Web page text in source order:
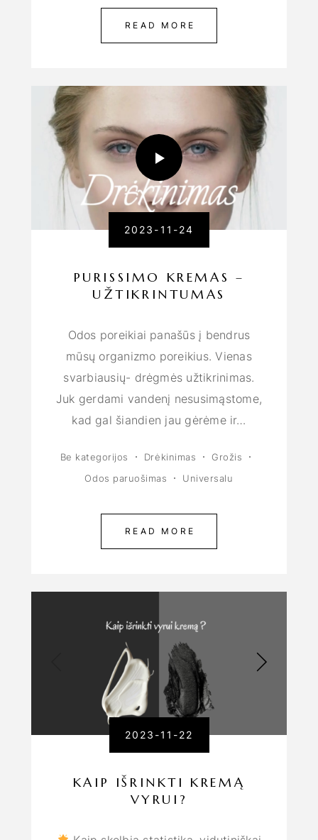
READ MORE
2023-11-24
PURISSIMO KREMAS –
UŽTIKRINTUMAS
Odos poreikiai panašūs į bendrus
mūsų organizmo poreikius. Vienas
svarbiausių- drėgmės užtikrinimas.
Juk gerdami vandenį nesusimąstome,
kad gal šiandien jau gėrėme ir…
Be kategorijos Drėkinimas
Grožis
Odos paruošimas
Universalu
READ MORE
2023-11-22
KAIP IŠRINKTI KREMĄ
VYRUI?